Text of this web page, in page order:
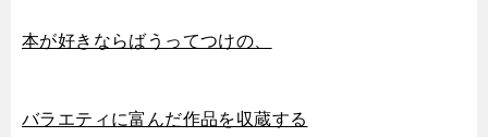
本が好きならばうってつけの、
バラエティに富んだ作品を収蔵する